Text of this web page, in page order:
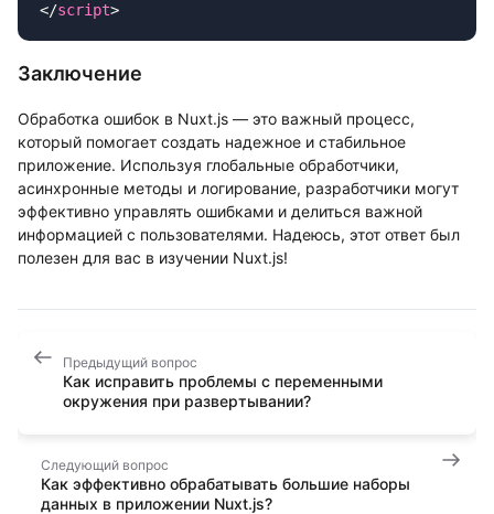
</script
Заключение
Обработка ошибок в Nuxt.js — это важный процесс,
который помогает создать надежное и стабильное
приложение. Используя глобальные обработчики,
асинхронные методы и логирование, разработчики могут
эффективно управлять ошибками и делиться важной
информацией с пользователями. Надеюсь, этот ответ был
полезен для вас в изучении Nuxt.js!
Предыдущий вопрос
Как исправить проблемы с переменными
окружения при развертывании?
Следующий вопрос
Как эффективно обрабатывать большие наборы
данных в приложении Nuxt.js?